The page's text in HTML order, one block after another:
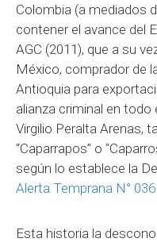
Colombia (a mediados
contener el avance del
AGC (2011), que a su
México, comprador de
Antioquia para
alianza criminal en todo
Virgilio Peralta Arenas,
“Caparrapos” o
según lo establece la
Alerta Temprana N°
Esta historia la